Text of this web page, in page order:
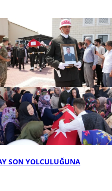
SON YOLCULUĞUNA